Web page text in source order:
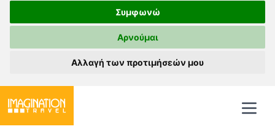
Συμφωνώ
Αρνούμαι
Αλλαγή των προτιμήσεών μου